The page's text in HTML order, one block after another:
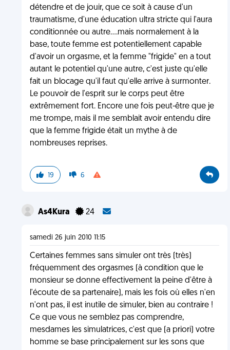
détendre et de jouir, que ce soit à cause d'un
traumatisme, d'une éducation ultra stricte qui l'aura
conditionnée ou autre....mais normalement à la
base, toute femme est potentiellement capable
d'avoir un orgasme, et la femme "frigide" en a tout
autant le potentiel qu'une autre, c'est juste qu'elle
fait un blocage qu'il faut qu'elle arrive à surmonter.
Le pouvoir de l'esprit sur le corps peut être
extrêmement fort. Encore une fois peut-être que je
me trompe, mais il me semblait avoir entendu dire
que la femme frigide était un mythe à de
nombreuses reprises.
19 6
As4Kura 24
samedi 26 juin 2010 11:15
Certaines femmes sans simuler ont très (très)
fréquemment des orgasmes (à condition que le
monsieur se donne effectivement la peine d'être à
l'écoute de sa partenaire), mais les fois où elles n'en
n'ont pas, il est inutile de simuler, bien au contraire !
Ce que vous ne semblez pas comprendre,
mesdames les simulatrices, c'est que (a priori) votre
homme se base principalement sur les sons que